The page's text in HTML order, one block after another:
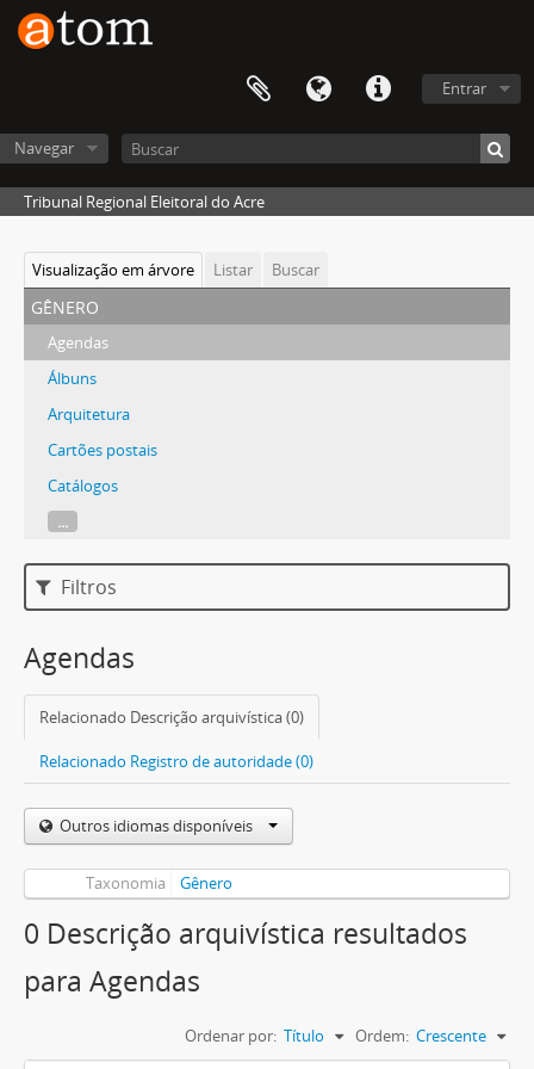
Entrar
Navegar
Tribunal Regional Eleitoral do Acre
Visualização em árvore Listar Buscar
gênero
Agendas
Álbuns
Arquitetura
Cartões postais
Catálogos
...
Filtros
Agendas
Relacionado Descrição arquivística (0)
Relacionado Registro de autoridade (0)
Outros idiomas disponíveis
Taxonomia Gênero
0 Descrição arquivística resultados
para Agendas
Ordenar por: Título Ordem: Crescente